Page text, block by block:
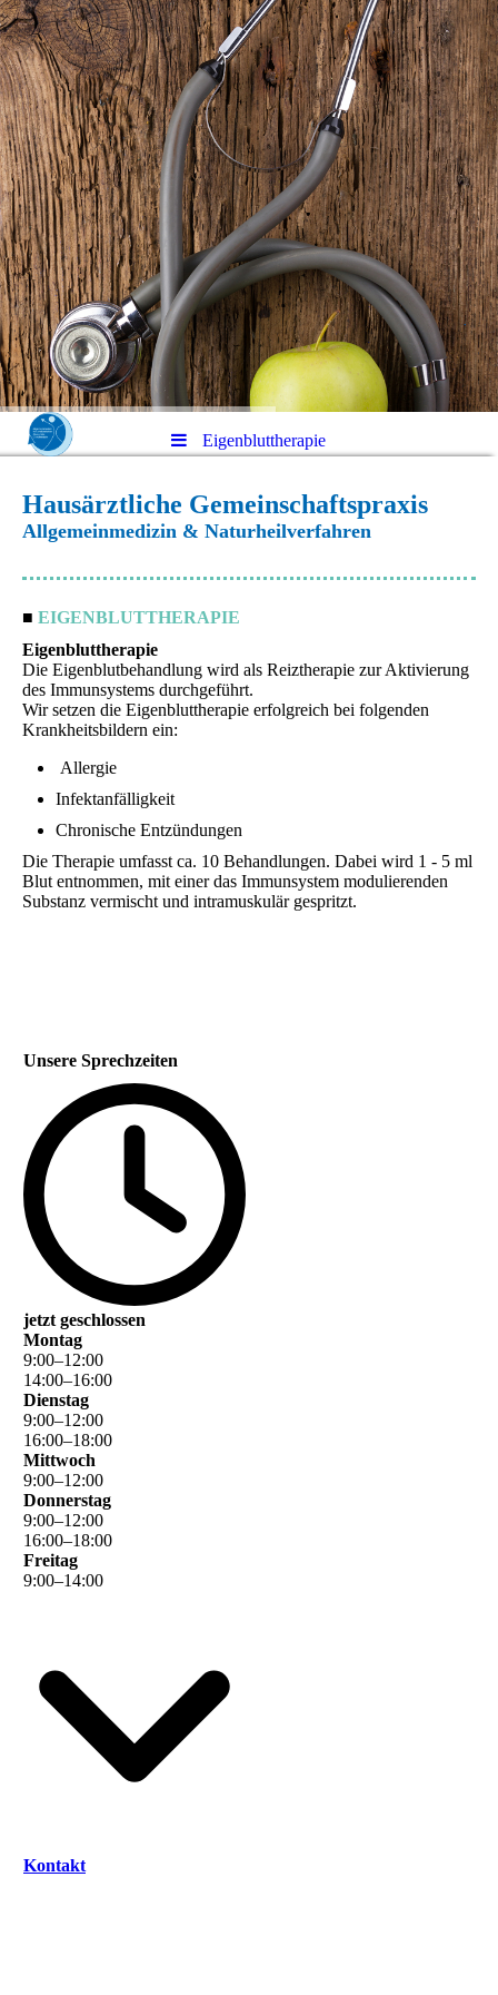
Eigenbluttherapie
Hausärztliche Gemeinschaftspraxis
Allgemeinmedizin & Naturheilverfahren
■ EIGENBLUTTHERAPIE
Eigenbluttherapie
Die Eigenblutbehandlung wird als Reiztherapie zur Aktivierung
des Immunsystems durchgeführt.
Wir setzen die Eigenbluttherapie erfolgreich bei folgenden
Krankheitsbildern ein:
Allergie
Infektanfälligkeit
Chronische Entzündungen
Die Therapie umfasst ca. 10 Behandlungen. Dabei wird 1 - 5 ml
Blut entnommen, mit einer das Immunsystem modulierenden
Substanz vermischt und intramuskulär gespritzt.
Unsere Sprechzeiten
jetzt geschlossen
Montag
9:00–12:00
14:00–16:00
Dienstag
9:00–12:00
16:00–18:00
Mittwoch
9:00–12:00
Donnerstag
9:00–12:00
16:00–18:00
Freitag
9:00–14:00
Kontakt